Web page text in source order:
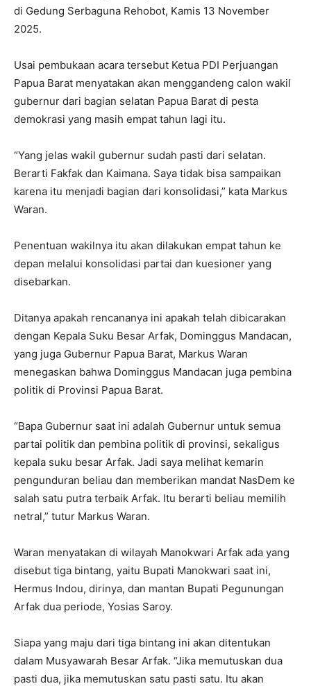
di Gedung Serbaguna Rehobot, Kamis 13 November
2025.
Usai pembukaan acara tersebut Ketua PDI Perjuangan
Papua Barat menyatakan akan menggandeng calon wakil
gubernur dari bagian selatan Papua Barat di pesta
demokrasi yang masih empat tahun lagi itu.
“Yang jelas wakil gubernur sudah pasti dari selatan.
Berarti Fakfak dan Kaimana. Saya tidak bisa sampaikan
karena itu menjadi bagian dari konsolidasi,” kata Markus
Waran.
Penentuan wakilnya itu akan dilakukan empat tahun ke
depan melalui konsolidasi partai dan kuesioner yang
disebarkan.
Ditanya apakah rencananya ini apakah telah dibicarakan
dengan Kepala Suku Besar Arfak, Dominggus Mandacan,
yang juga Gubernur Papua Barat, Markus Waran
menegaskan bahwa Dominggus Mandacan juga pembina
politik di Provinsi Papua Barat.
“Bapa Gubernur saat ini adalah Gubernur untuk semua
partai politik dan pembina politik di provinsi, sekaligus
kepala suku besar Arfak. Jadi saya melihat kemarin
pengunduran beliau dan memberikan mandat NasDem ke
salah satu putra terbaik Arfak. Itu berarti beliau memilih
netral,” tutur Markus Waran.
Waran menyatakan di wilayah Manokwari Arfak ada yang
disebut tiga bintang, yaitu Bupati Manokwari saat ini,
Hermus Indou, dirinya, dan mantan Bupati Pegunungan
Arfak dua periode, Yosias Saroy.
Siapa yang maju dari tiga bintang ini akan ditentukan
dalam Musyawarah Besar Arfak. “Jika memutuskan dua
pasti dua, jika memutuskan satu pasti satu. Itu akan